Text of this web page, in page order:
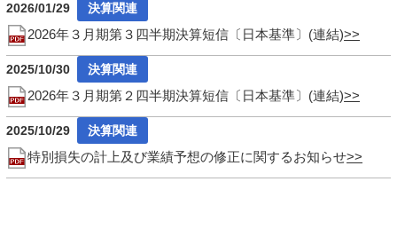
2026/01/29
2026年３月期第３四半期決算短信〔日本基準〕(連結)
2025/10/30
2026年３月期第２四半期決算短信〔日本基準〕(連結)
2025/10/29
特別損失の計上及び業績予想の修正に関するお知らせ